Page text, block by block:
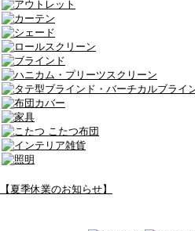
【夏季休業のお知らせ】